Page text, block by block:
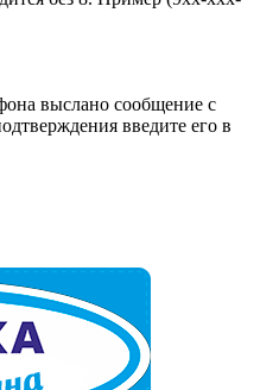
выслано сообщение с
введите его в